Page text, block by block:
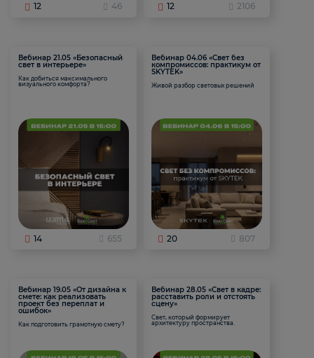
12 46 12 2106
Вебинар 21.05 «Безопасный
свет в интерьере»
Как добиться максимального
визуального комфорта?
14 655
Вебинар 04.06 «Свет без
компромиссов: практикум от
SKYTEK»
Живой разбор световых решений
20 807
Вебинар 19.05 «От дизайна к
смете: как реализовать
проект без переплат и
ошибок»
Как подготовить грамотную смету?
Вебинар 28.05 «Свет в кадре:
расставить роли и отстоять
сцену»
Свет, который формирует
архитектуру пространства.